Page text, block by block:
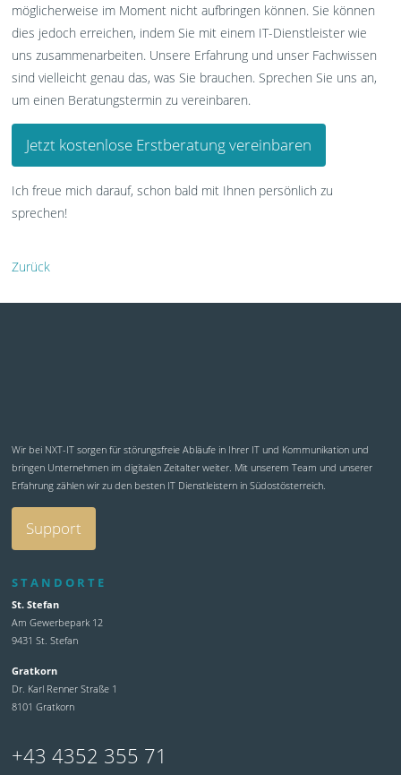
möglicherweise im Moment nicht aufbringen können. Sie können
dies jedoch erreichen, indem Sie mit einem IT-Dienstleister wie
uns zusammenarbeiten. Unsere Erfahrung und unser Fachwissen
sind vielleicht genau das, was Sie brauchen. Sprechen Sie uns an,
um einen Beratungstermin zu vereinbaren.
Jetzt kostenlose Erstberatung vereinbaren
Ich freue mich darauf, schon bald mit Ihnen persönlich zu
sprechen!
Zurück
Wir bei NXT-IT sorgen für störungsfreie Abläufe in Ihrer IT und Kommunikation und
bringen Unternehmen im digitalen Zeitalter weiter. Mit unserem Team und unserer
Erfahrung zählen wir zu den besten IT Dienstleistern in Südostösterreich.
Support
STANDORTE
St. Stefan
Am Gewerbepark 12
9431 St. Stefan
Gratkorn
Dr. Karl Renner Straße 1
8101 Gratkorn
+43 4352 355 71